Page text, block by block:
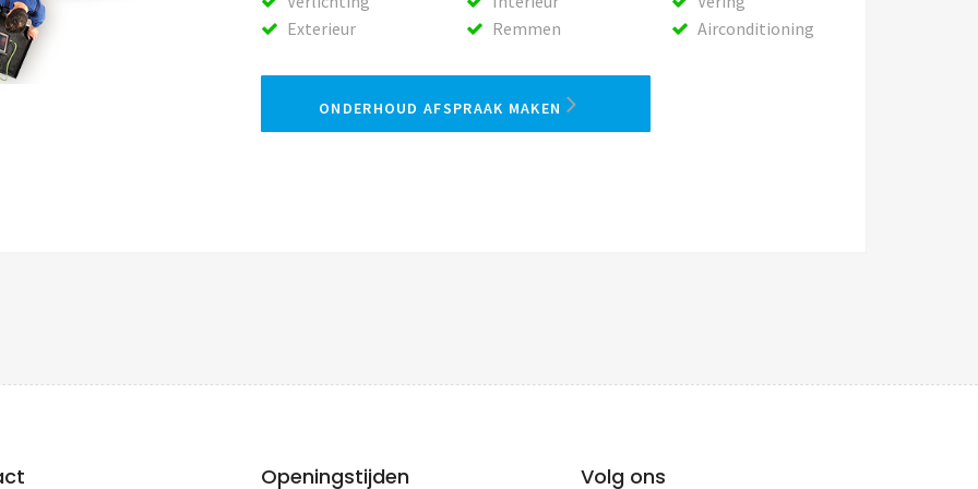
Exterieur
Remmen Airconditioning
ONDERHOUD AFSPRAAK MAKEN
Openingstijden Volg ons